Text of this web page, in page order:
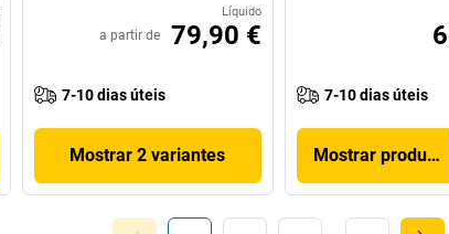
Líquido
a partir de 79,90 €
7-10 dias úteis
Mostrar 2 variantes
7-10 dias úteis
Mostrar produto